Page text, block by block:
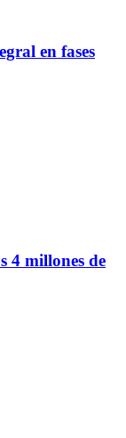
en fases
4 millones de